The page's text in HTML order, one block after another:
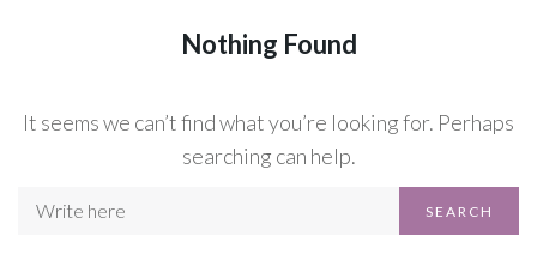
Nothing Found
It seems we can’t find what you’re looking for. Perhaps
searching can help.
SEARCH